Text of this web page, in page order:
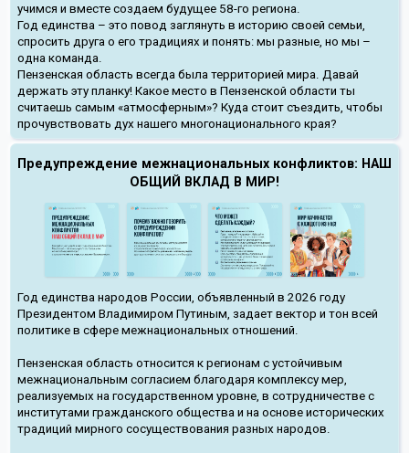
учимся и вместе создаем будущее 58-го региона.
Год единства – это повод заглянуть в историю своей семьи,
спросить друга о его традициях и понять: мы разные, но мы –
одна команда.
Пензенская область всегда была территорией мира. Давай
держать эту планку! Какое место в Пензенской области ты
считаешь самым «атмосферным»? Куда стоит съездить, чтобы
прочувствовать дух нашего многонационального края?
Предупреждение межнациональных конфликтов: НАШ
ОБЩИЙ ВКЛАД В МИР!
Год единства народов России, объявленный в 2026 году
Президентом Владимиром Путиным, задает вектор и тон всей
политике в сфере межнациональных отношений.
Пензенская область относится к регионам с устойчивым
межнациональным согласием благодаря комплексу мер,
реализуемых на государственном уровне, в сотрудничестве с
институтами гражданского общества и на основе исторических
традиций мирного сосуществования разных народов.